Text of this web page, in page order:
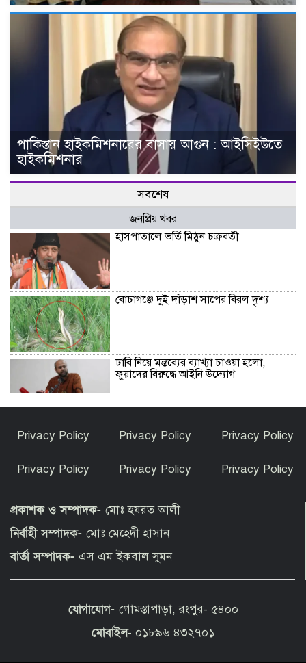
পাকিস্তান হাইকমিশনারের বাসায় আগুন : আইসিইউতে
হাইকমিশনার
সবশেষ
জনপ্রিয় খবর
হাসপাতালে ভর্তি মিঠুন চক্রবর্তী
বোচাগঞ্জে দুই দাঁড়াশ সাপের বিরল দৃশ্য
ঢাবি নিয়ে মন্তব্যের ব্যাখ্যা চাওয়া হলো,
ফুয়াদের বিরুদ্ধে আইনি উদ্যোগ
সিনেমার ৪ মিনিটের দৃশ্য
নিরাপত্তা নিশ্চিত ও আসামীদের গ্রেফতারের
দাবিতে সংবাদ সম্মেল
ভারত সীমান্তে পাকিস্তানের ২৫০ অত্যাধুনিক
কামান, কলকাঠি নাড়ছে কে?
প্রথম শ্রেণিতে লটারি, অন্য সব শ্রেণিতে ভর্তি
পরীক্ষা নেওয়া হবে
Privacy Policy Privacy Policy Privacy Policy
Privacy Policy Privacy Policy Privacy Policy
প্রকাশক ও সম্পাদক- মোঃ হযরত আলী
নির্বাহী সম্পাদক- মোঃ মেহেদী হাসান
বার্তা সম্পাদক- এস এম ইকবাল সুমন
যোগাযোগ- গোমস্তাপাড়া, রংপুর- ৫৪০০
মোবাইল- ০১৮৯৬ ৪৩২৭০১